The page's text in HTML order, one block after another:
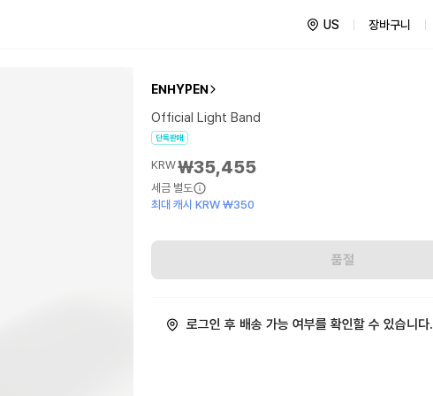
US 장바구니
ENHYPEN
Official Light Band
단독판매
KRW₩35,455
세금 별도
최대 캐시 KRW ₩350
품절
로그인 후 배송 가능 여부를 확인할 수 있습니다.